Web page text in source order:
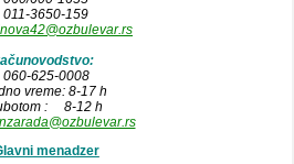
011-3650-159
060-625-0008
vreme: 8-17 h
: 8-12 h
menadzer